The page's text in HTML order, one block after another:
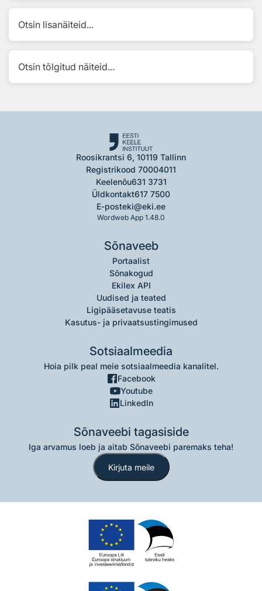
Otsin lisanäiteid...
Otsin tõlgitud näiteid...
Roosikrantsi 6, 10119 Tallinn
Registrikood 70004011
Keelenõu631 3731
Üldkontakt617 7500
E-posteki@eki.ee
Wordweb App 1.48.0
Sõnaveeb
Portaalist
Sõnakogud
Ekilex API
Uudised ja teated
Ligipääsetavuse teatis
Kasutus- ja privaatsustingimused
Sotsiaalmeedia
Hoia pilk peal meie sotsiaalmeedia kanalitel.
Facebook
Youtube
LinkedIn
Sõnaveebi tagasiside
Iga arvamus loeb ja aitab Sõnaveebi paremaks teha!
Kirjuta meile